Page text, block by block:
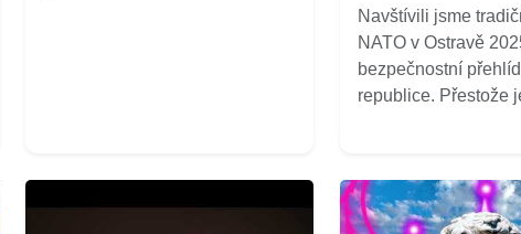
Navštívili jsme
NATO v Ostravě
bezpečnostní
republice. Přestože